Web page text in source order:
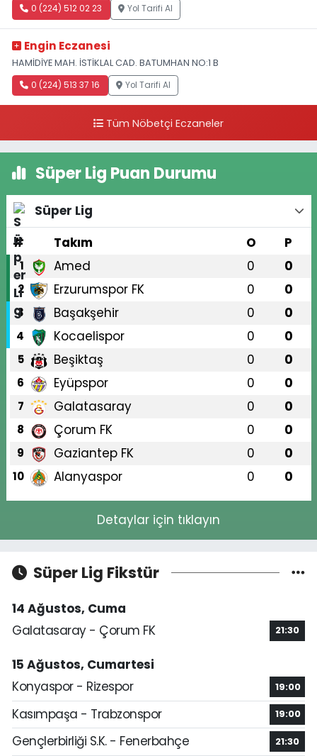
0 (224) 512 02 23 Yol Tarifi Al
Engin Eczanesi
HAMİDİYE MAH. İSTİKLAL CAD. BATUMHAN NO:1 B
0 (224) 513 37 16 Yol Tarifi Al
Tüm Nöbetçi Eczaneler
Süper Lig Puan Durumu
Süper Lig
#
Takım O P
1 Amed 0 0
2 Erzurumspor FK 0 0
3 Başakşehir 0 0
4 Kocaelispor 0 0
5 Beşiktaş 0 0
6 Eyüpspor 0 0
7 Galatasaray 0 0
8 Çorum FK 0 0
9 Gaziantep FK 0 0
10 Alanyaspor 0 0
Detaylar için tıklayın
Süper Lig Fikstür
14 Ağustos, Cuma
Galatasaray - Çorum FK
21:30
15 Ağustos, Cumartesi
Konyaspor - Rizespor
19:00
Kasımpaşa - Trabzonspor 19:00
Gençlerbirliği S.K. - Fenerbahçe 21:30